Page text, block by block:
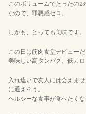
このボリュームでたったの
なので、罪悪感ゼロ。
しかも、とっても美味です。
この日は筋肉食堂デビューだ
美味しい高タンパク、低カロ
入れ違いで友人には会えま
に通えそう。
ヘルシーな食事が食べたく